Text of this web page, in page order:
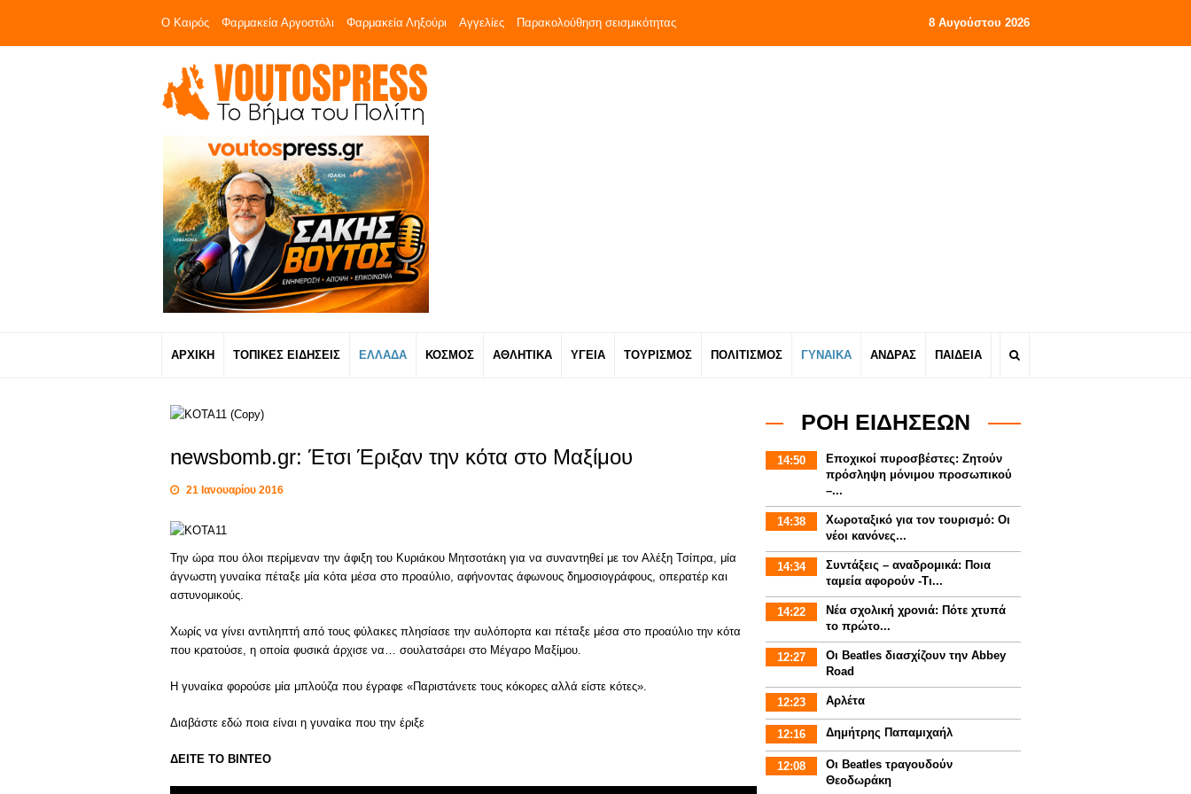
Ο Καιρός Φαρμακεία Αργοστόλι Φαρμακεία Ληξούρι Αγγελίες Παρακολούθηση σεισμικότητας 8 Αυγούστου 2026
ΑΡΧΙΚΗ ΤΟΠΙΚΕΣ ΕΙΔΗΣΕΙΣ ΕΛΛΑΔΑ ΚΟΣΜΟΣ ΑΘΛΗΤΙΚΑ ΥΓΕΙΑ ΤΟΥΡΙΣΜΟΣ ΠΟΛΙΤΙΣΜΟΣ ΓΥΝΑΙΚΑ ΑΝΔΡΑΣ ΠΑΙΔΕΙΑ
newsbomb.gr: Έτσι Έριξαν την κότα στο Μαξίμου
21 Ιανουαρίου 2016
Την ώρα που όλοι περίμεναν την άφιξη του Κυριάκου Μητσοτάκη για να συναντηθεί με τον Αλέξη Τσίπρα, μία
άγνωστη γυναίκα πέταξε μία κότα μέσα στο προαύλιο, αφήνοντας άφωνους δημοσιογράφους, οπερατέρ και
αστυνομικούς.
Χωρίς να γίνει αντιληπτή από τους φύλακες πλησίασε την αυλόπορτα και πέταξε μέσα στο προαύλιο την κότα
που κρατούσε, η οποία φυσικά άρχισε να… σουλατσάρει στο Μέγαρο Μαξίμου.
Η γυναίκα φορούσε μία μπλούζα που έγραφε «Παριστάνετε τους κόκορες αλλά είστε κότες».
Διαβάστε εδώ ποια είναι η γυναίκα που την έριξε
ΔΕΙΤΕ ΤΟ ΒΙΝΤΕΟ
ΡΟΗ ΕΙΔΗΣΕΩΝ
14:50
Εποχικοί πυροσβέστες: Ζητούν
πρόσληψη μόνιμου προσωπικού
–...
14:38
Χωροταξικό για τον τουρισμό: Οι
νέοι κανόνες...
14:34
Συντάξεις – αναδρομικά: Ποια
ταμεία αφορούν -Τι...
14:22
Νέα σχολική χρονιά: Πότε χτυπά
το πρώτο...
12:27
Οι Beatles διασχίζουν την Abbey
Road
12:23 Αρλέτα
12:16 Δημήτρης Παπαμιχαήλ
12:08
Οι Beatles τραγουδούν
Θεοδωράκη